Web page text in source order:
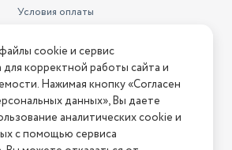
есть
A++
2
Условия оплаты
Условия возврата
на сайте? Напишите нам
магазин "АстМаркет". У нас есть всё!
cookie и сервис
корректной работы сайта и
Нажимая кнопку «Согласен
данных», Вы даете
аналитических cookie и
с помощью сервиса